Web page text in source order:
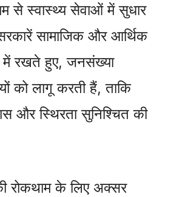
से स्वास्थ्य सेवाओं में सुधार
सामाजिक और आर्थिक
में रखते हुए, जनसंख्या
को लागू करती हैं, ताकि
और स्थिरता सुनिश्चित की
रोकथाम के लिए अक्सर